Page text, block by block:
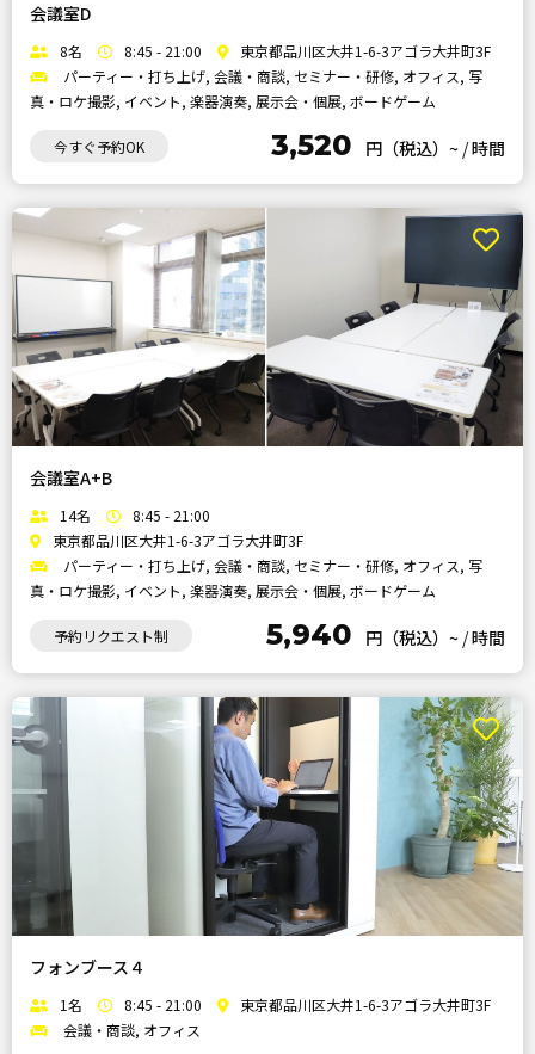
会議室D
8名 8:45 - 21:00
東京都品川区大井1-6-3アゴラ大井町3F
パーティー・打ち上げ, 会議・商談, セミナー・研修, オフィス, 写
真・ロケ撮影, イベント, 楽器演奏, 展示会・個展, ボードゲーム
今すぐ予約OK 3,520 円（税込）~ /時間
会議室A+B
14名
8:45 - 21:00
東京都品川区大井1-6-3アゴラ大井町3F
パーティー・打ち上げ, 会議・商談, セミナー・研修, オフィス, 写
真・ロケ撮影, イベント, 楽器演奏, 展示会・個展, ボードゲーム
予約リクエスト制 5,940 円（税込）~ /時間
フォンブース４
1名 8:45 - 21:00
東京都品川区大井1-6-3アゴラ大井町3F
会議・商談, オフィス